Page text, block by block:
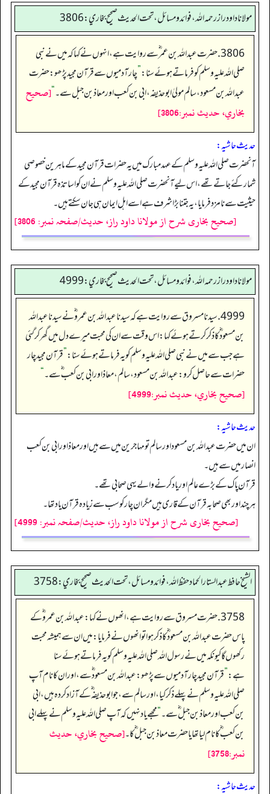
مولانا داود راز رحمه الله، فوائد و مسائل، تحت الحديث صحيح بخاري: 3806
3806. حضرت عبداللہ بن عمر ؓ سے روایت ہے، انہوں نے کہا کہ میں نے نبی
صلی اللہ علیہ وسلم کو فرماتے ہوئے سنا:”چار آدمیوں سے قرآن مجید پڑھو: حضرت
عبداللہ بن مسعود، سالم مولیٰ ابوحذیفہ، ابی بن کعب اور معاذ بن جبل سے۔“[صحيح
بخاري، حديث نمبر:3806]
حدیث حاشیہ:
آنحضرت صلی اللہ علیہ وسلم کے عہد مبارک میں یہ حضرات قرآن مجید کے ماہرین خصوصی
شمار کئے جاتے تھے، اس لیے آنحضرت صلی اللہ علیہ وسلم نے ان کو اساتذہ قرآن مجید کے
حیثیت سے نامزد فرمایا، یہ جتنا بڑا شرف ہے اسے اہل ایمان ہی جان سکتے ہیں۔
[صحیح بخاری شرح از مولانا داود راز، حدیث/صفحہ نمبر: 3806]
مولانا داود راز رحمه الله، فوائد و مسائل، تحت الحديث صحيح بخاري: 4999
4999. سیدنا مسروق سے روایت ہے کہ سیدنا عبداللہ بن عمرو ؓ نے سیدنا عبداللہ
بن مسعود ؓ کا ذکر کرتے ہوئے کہا: اس وقت سے ان کی محبت میرے دل میں گھر کر گئی
ہے جب سے میں نے نبی صلی اللہ علیہ وسلم کو یہ فرماتے ہوئے سنا:”قرآن مجید چار
حضرات سے حاصل کرو: عبداللہ بن مسعود، سالم، معاذ اور ابی بن کعب‬ ؓ س‬ے۔“
[صحيح بخاري، حديث نمبر:4999]
حدیث حاشیہ:
ان میں حضرت عبداللہ بن مسعود اور سالم تو مہاجرین میں سے ہیں اور معاذ اور ابی بن کعب
انصار میں سے ہیں۔
قرآن پاک کے بڑے عالم اور یاد کرنے والے یہی صحابی تھے۔
ہرچند اور بھی صحابہ قرآن کے قاری ہیں مگر ان چار کو سب سے زیادہ قرآن یاد تھا۔
[صحیح بخاری شرح از مولانا داود راز، حدیث/صفحہ نمبر: 4999]
الشيخ حافط عبدالستار الحماد حفظ الله، فوائد و مسائل، تحت الحديث صحيح بخاري:3758
3758. حضرت مسروق سے روایت ہے، انھوں نے کہا: عبداللہ بن عمرو ؓ کے
پاس حضرت عبداللہ بن مسعود ؓ کا ذکر ہوا تو انھوں نے فرمایا: میں ان سے ہمیشہ محبت
رکھوں گا کیونکہ میں نے رسول اللہ صلی اللہ علیہ وسلم کو یہ فرماتے ہوئے سنا
ہے:”قرآن مجید چار آدمیوں سے پڑھو: عبداللہ بن مسعود ؓ سے، اور ان کا نام آپ
صلی اللہ علیہ وسلم نے پہلے ذکر کیا، اور سالم سے، جو ابوحذیفہ ؓ کے آزاد کردہ ہیں، ابی
بن کعب اور معاذ بن جبل ؓ سے۔“مجھے یاد نہیں کہ آپ صلی اللہ علیہ وسلم نے پہلے ابی
بن کعب ؓ کا نام لیا تھا یا حضرت معاذ بن جبل ؓ کا۔[صحيح بخاري، حديث
نمبر:3758]
حدیث حاشیہ: